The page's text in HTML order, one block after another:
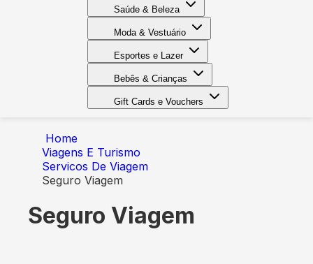
Saúde & Beleza
Moda & Vestuário
Esportes e Lazer
Bebês & Crianças
Gift Cards e Vouchers
Home
Viagens E Turismo
Servicos De Viagem
Seguro Viagem
Seguro Viagem